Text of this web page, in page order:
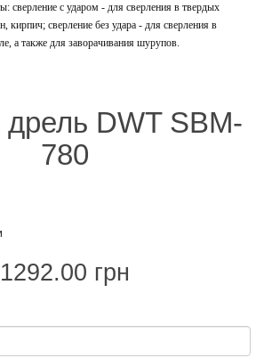
сверление с ударом - для сверления в твердых
кирпич; сверление без удара - для сверления в
а также для заворачивания шурупов.
DWT SBM-
780
1292.00 грн